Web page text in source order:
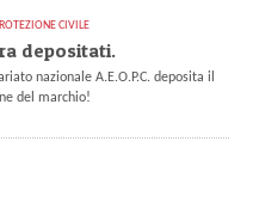
CIVILE
depositati.
nazionale A.E.O.P.C. deposita il
del marchio!